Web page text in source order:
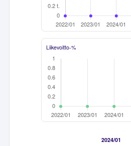
Liikevoitto-%
2024/01